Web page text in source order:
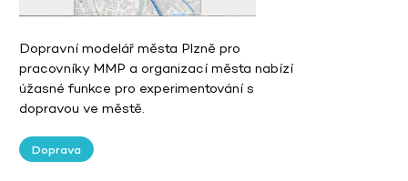
Dopravní modelář města Plzně pro
pracovníky MMP a organizací města nabízí
úžasné funkce pro experimentování s
dopravou ve městě.
Doprava